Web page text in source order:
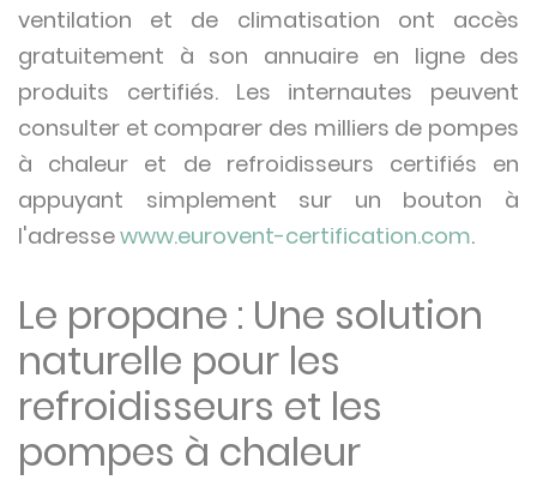
ventilation et de climatisation ont accès
gratuitement à son annuaire en ligne des
produits certifiés. Les internautes peuvent
consulter et comparer des milliers de pompes
à chaleur et de refroidisseurs certifiés en
appuyant simplement sur un bouton à
l'adressewww.eurovent-certification.com.
Le propane : Une solution
naturelle pour les
refroidisseurs et les
pompes à chaleur